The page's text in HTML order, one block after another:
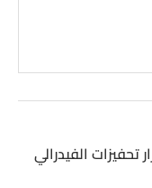
تحفيزات الفيدرالي